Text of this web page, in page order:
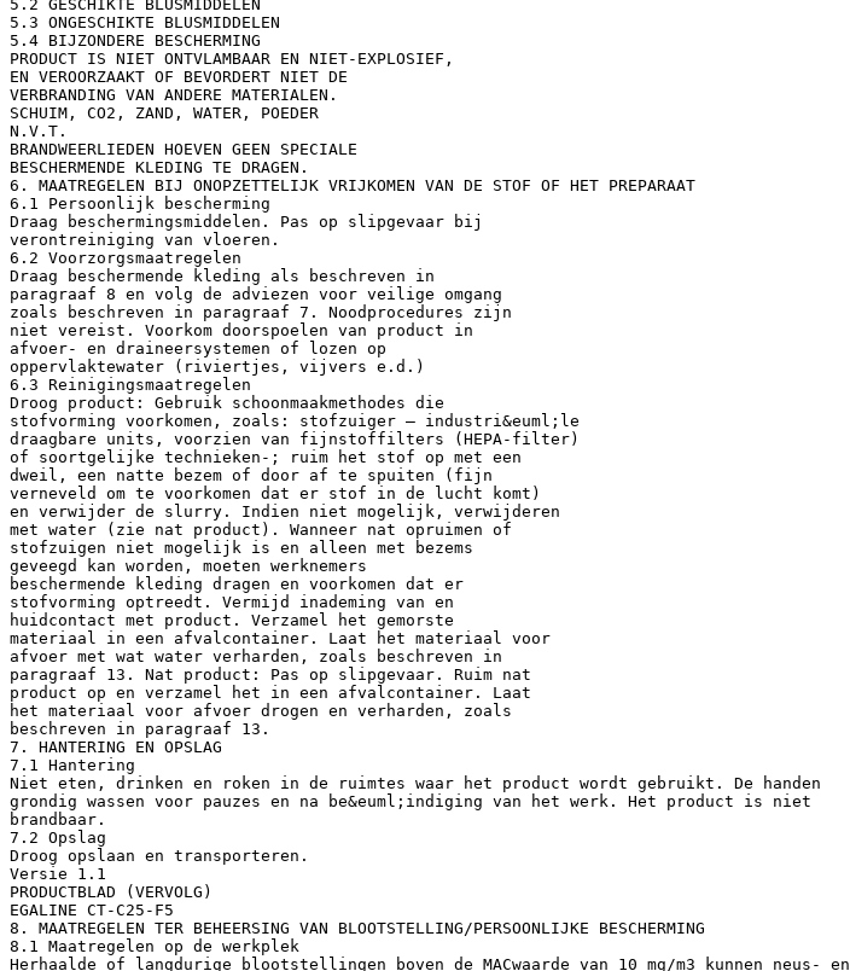
5.2 GESCHIKTE BLUSMIDDELEN
5.3 ONGESCHIKTE BLUSMIDDELEN
5.4 BIJZONDERE BESCHERMING
PRODUCT IS NIET ONTVLAMBAAR EN NIET-EXPLOSIEF,
EN VEROORZAAKT OF BEVORDERT NIET DE
VERBRANDING VAN ANDERE MATERIALEN.
SCHUIM, CO2, ZAND, WATER, POEDER
N.V.T.
BRANDWEERLIEDEN HOEVEN GEEN SPECIALE
BESCHERMENDE KLEDING TE DRAGEN.
6. MAATREGELEN BIJ ONOPZETTELIJK VRIJKOMEN VAN DE STOF OF HET PREPARAAT
6.1 Persoonlijk bescherming
Draag beschermingsmiddelen. Pas op slipgevaar bij
verontreiniging van vloeren.
6.2 Voorzorgsmaatregelen
Draag beschermende kleding als beschreven in
paragraaf 8 en volg de adviezen voor veilige omgang
zoals beschreven in paragraaf 7. Noodprocedures zijn
niet vereist. Voorkom doorspoelen van product in
afvoer- en draineersystemen of lozen op
oppervlaktewater (riviertjes, vijvers e.d.)
6.3 Reinigingsmaatregelen
Droog product: Gebruik schoonmaakmethodes die
stofvorming voorkomen, zoals: stofzuiger – industri&euml;le
draagbare units, voorzien van fijnstoffilters (HEPA-filter)
of soortgelijke technieken-; ruim het stof op met een
dweil, een natte bezem of door af te spuiten (fijn
verneveld om te voorkomen dat er stof in de lucht komt)
en verwijder de slurry. Indien niet mogelijk, verwijderen
met water (zie nat product). Wanneer nat opruimen of
stofzuigen niet mogelijk is en alleen met bezems
geveegd kan worden, moeten werknemers
beschermende kleding dragen en voorkomen dat er
stofvorming optreedt. Vermijd inademing van en
huidcontact met product. Verzamel het gemorste
materiaal in een afvalcontainer. Laat het materiaal voor
afvoer met wat water verharden, zoals beschreven in
paragraaf 13. Nat product: Pas op slipgevaar. Ruim nat
product op en verzamel het in een afvalcontainer. Laat
het materiaal voor afvoer drogen en verharden, zoals
beschreven in paragraaf 13.
7. HANTERING EN OPSLAG
7.1 Hantering
Niet eten, drinken en roken in de ruimtes waar het product wordt gebruikt. De handen
grondig wassen voor pauzes en na be&euml;indiging van het werk. Het product is niet
brandbaar.
7.2 Opslag
Droog opslaan en transporteren.
Versie 1.1
PRODUCTBLAD (VERVOLG)
EGALINE CT-C25-F5
8. MAATREGELEN TER BEHEERSING VAN BLOOTSTELLING/PERSOONLIJKE BESCHERMING
8.1 Maatregelen op de werkplek
Herhaalde of langdurige blootstellingen boven de MACwaarde van 10 mg/m3 kunnen neus- en